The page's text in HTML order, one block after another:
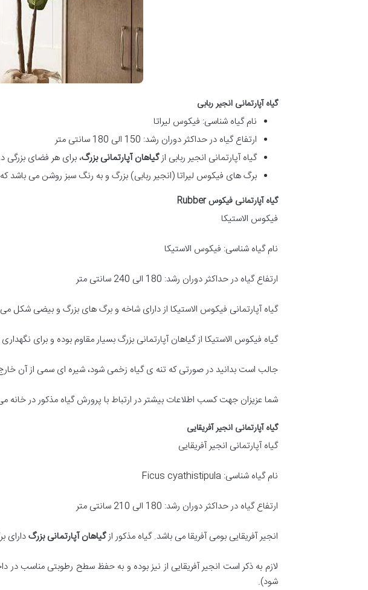
گیاه آپارتمانی انجیر ربابی
نام گیاه شناسی: فیکوس لیراتا
ارتفاع گیاه در حداکثر دوران رشد: 150 الی 180 سانتی متر
گیاه آپارتمانی انجیر ربابی ازگیاهان آپارتمانی بزرگ، برای هر فضای
برگ های فیکوس لیراتا (انجیر ربابی) بزرگ و به رنگ سبز روشن می باشد
گیاه آپارتمانی فیکوسRubber
فیکوس الاستیکا
نام گیاه شناسی: فیکوس الاستیکا
ارتفاع گیاه در حداکثر دوران رشد: 180 الی 240 سانتی متر
گیاه آپارتمانی فیکوس الاستیکا از دارای شاخه و برگ های بزرگ و بیضی
گیاه فیکوس الاستیکا از گیاهان آپارتمانی بزرگ بسیار مقاوم بوده و برای
جالب است بدانید در صورتی که تنه ی گیاه زخمی شود، شیره ای سمی از آن
شما عزیزان جهت کسب اطلاعات بیشتر در ارتباط با پرورش گیاه مذکور در خانه
گیاه آپارتمانی انجیر آفریقایی
گیاه آپارتمانی انجیر آفریقایی
نام گیاه شناسی: Ficus cyathistipula
ارتفاع گیاه در حداکثر دوران رشد: 180 الی 210 سانتی متر
انجیر آفریقایی بومی آفریقا می باشد. گیاه مذکور ازگیاهان آپارتمانی بزرگدارای
لازم به ذکر است انجیر آفریقایی از نیز بوده و به حفظ سطح رطوبتی مناسب
شود).